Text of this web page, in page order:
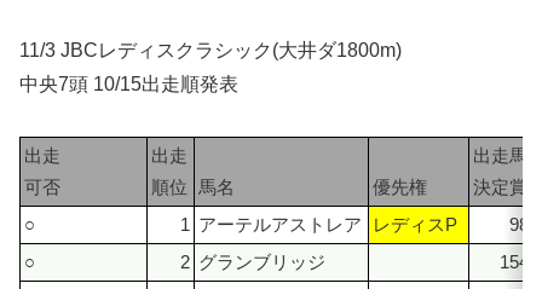
11/3 JBCレディスクラシック(大井ダ1800m)
中央7頭 10/15出走順発表
出走
可否
出走
順位
馬名 優先権
出走馬
決定賞
○
1 アーテルアストレア レディスP
○
2 グランブリッジ